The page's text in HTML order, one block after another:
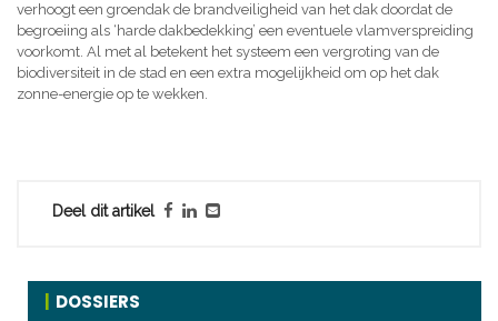
verhoogt een groendak de brandveiligheid van het dak doordat de
begroeiing als ‘harde dakbedekking’ een eventuele vlamverspreiding
voorkomt. Al met al betekent het systeem een vergroting van de
biodiversiteit in de stad en een extra mogelijkheid om op het dak
zonne-energie op te wekken.
Deel dit artikel
DOSSIERS